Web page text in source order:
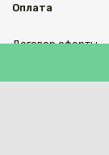
Оплата
Договор оферты